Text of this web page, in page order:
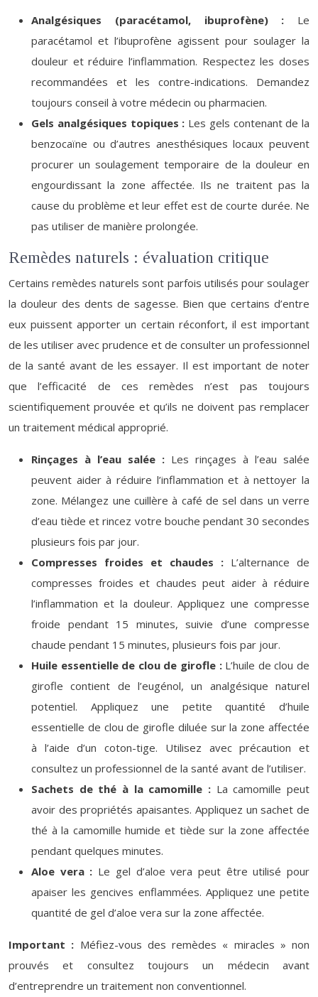
Analgésiques (paracétamol, ibuprofène) : Le
paracétamol et l’ibuprofène agissent pour soulager la
douleur et réduire l’inflammation. Respectez les doses
recommandées et les contre-indications. Demandez
toujours conseil à votre médecin ou pharmacien.
Gels analgésiques topiques : Les gels contenant de la
benzocaïne ou d’autres anesthésiques locaux peuvent
procurer un soulagement temporaire de la douleur en
engourdissant la zone affectée. Ils ne traitent pas la
cause du problème et leur effet est de courte durée. Ne
pas utiliser de manière prolongée.
Remèdes naturels : évaluation critique
Certains remèdes naturels sont parfois utilisés pour soulager
la douleur des dents de sagesse. Bien que certains d’entre
eux puissent apporter un certain réconfort, il est important
de les utiliser avec prudence et de consulter un professionnel
de la santé avant de les essayer. Il est important de noter
que l’efficacité de ces remèdes n’est pas toujours
scientifiquement prouvée et qu’ils ne doivent pas remplacer
un traitement médical approprié.
Rinçages à l’eau salée : Les rinçages à l’eau salée
peuvent aider à réduire l’inflammation et à nettoyer la
zone. Mélangez une cuillère à café de sel dans un verre
d’eau tiède et rincez votre bouche pendant 30 secondes
plusieurs fois par jour.
Compresses froides et chaudes : L’alternance de
compresses froides et chaudes peut aider à réduire
l’inflammation et la douleur. Appliquez une compresse
froide pendant 15 minutes, suivie d’une compresse
chaude pendant 15 minutes, plusieurs fois par jour.
Huile essentielle de clou de girofle : L’huile de clou de
girofle contient de l’eugénol, un analgésique naturel
potentiel. Appliquez une petite quantité d’huile
essentielle de clou de girofle diluée sur la zone affectée
à l’aide d’un coton-tige. Utilisez avec précaution et
consultez un professionnel de la santé avant de l’utiliser.
Sachets de thé à la camomille : La camomille peut
avoir des propriétés apaisantes. Appliquez un sachet de
thé à la camomille humide et tiède sur la zone affectée
pendant quelques minutes.
Aloe vera : Le gel d’aloe vera peut être utilisé pour
apaiser les gencives enflammées. Appliquez une petite
quantité de gel d’aloe vera sur la zone affectée.
Important : Méfiez-vous des remèdes « miracles » non
prouvés et consultez toujours un médecin avant
d’entreprendre un traitement non conventionnel.